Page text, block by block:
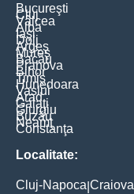
Bucureşti
Cluj
Vâlcea
Alba
Iaşi
Dolj
Argeş
Mureş
Bacău
Prahova
Bihor
Timiş
Hunedoara
Vaslui
Arad
Galaţi
Giurgiu
Buzău
Neamţ
Constanţa
Localitate:
Cluj-Napoca Craiova